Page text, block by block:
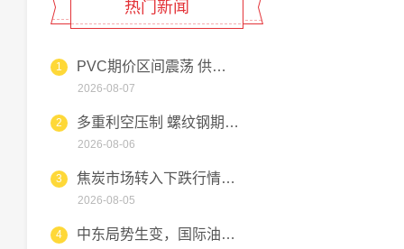
热门新闻
1 PVC期价区间震荡 供需博弈
2026-08-07
2 多重利空压制 螺纹钢期货维持
2026-08-06
3 焦炭市场转入下跌行情，钢厂压
2026-08-05
4 中东局势生变，国际油价高位跳